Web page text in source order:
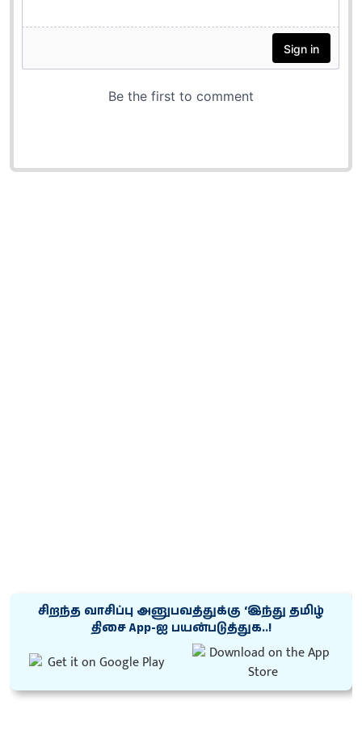
சிறந்த வாசிப்பு அனுபவத்துக்கு ‘இந்து தமிழ்
திசை App-ஐ பயன்படுத்துக..!